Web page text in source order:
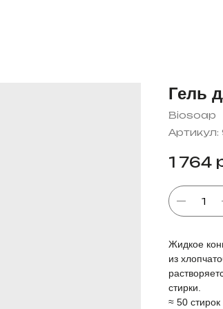
Гель
Biosoap
Артикул:
1 764
Жидкое
из
стирки.
≈ 50 стирок